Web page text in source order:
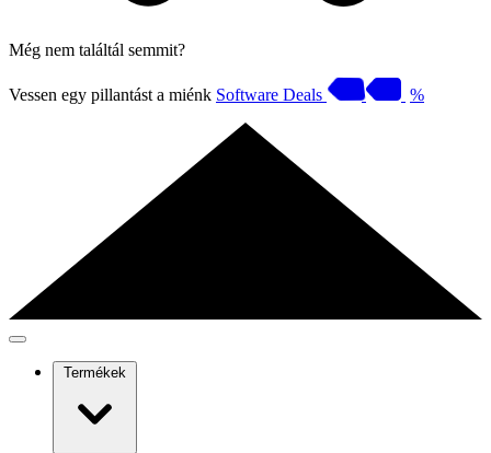
Még nem találtál semmit?
Vessen egy pillantást a miénk Software Deals %
Termékek